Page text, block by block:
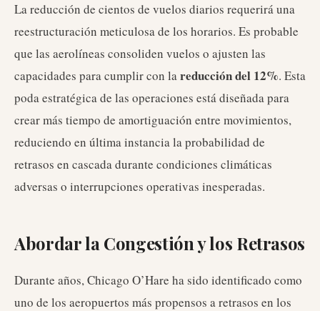
La reducción de cientos de vuelos diarios requerirá una
reestructuración meticulosa de los horarios. Es probable
que las aerolíneas consoliden vuelos o ajusten las
capacidades para cumplir con lareducción del 12%. Esta
poda estratégica de las operaciones está diseñada para
crear más tiempo de amortiguación entre movimientos,
reduciendo en última instancia la probabilidad de
retrasos en cascada durante condiciones climáticas
adversas o interrupciones operativas inesperadas.
Abordar la Congestión y los Retrasos
Durante años, Chicago O’Hare ha sido identificado como
uno de los aeropuertos más propensos a retrasos en los